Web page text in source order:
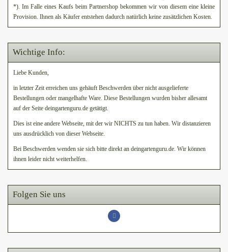
*). Im Falle eines Kaufs beim Partnershop bekommen wir von diesem eine kleine
Provision. Ihnen als Käufer entstehen dadurch natürlich keine zusätzlichen Kosten.
Wichtige Info:
Liebe Kunden,
in letzter Zeit erreichen uns gehäuft Beschwerden über nicht ausgelieferte
Bestellungen oder mangelhafte Ware. Diese Bestellungen wurden bisher allesamt
auf der Seite deingartenguru.de getätigt.
Dies ist eine andere Webseite, mit der wir NICHTS zu tun haben. Wir distanzieren
uns ausdrücklich von dieser Webseite.
Bei Beschwerden wenden sie sich bitte direkt an deingartenguru.de. Wir können
ihnen leider nicht weiterhelfen.
Folgen Sie uns